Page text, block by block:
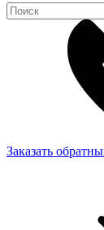
Заказать